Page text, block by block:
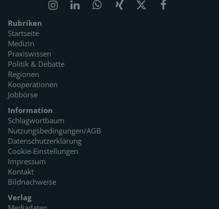
Rubriken
Startseite
Medizin
Praxiswissen
Politik & Debatte
Regionen
Kooperationen
Jobbörse
Information
Schlagwortbaum
Nutzungsbedingungen/AGB
Datenschutzerklärung
Cookie-Einstellungen
Impressum
Kontakt
Bildnachweise
Verlag